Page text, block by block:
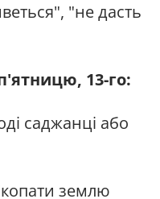
"не дасть
13-го:
саджанці або
землю